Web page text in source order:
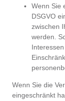
Wenn Sie
DSGVO
zwischen
werden.
Wenn Sie die
eingeschränkt